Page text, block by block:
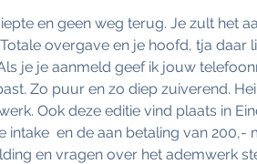
en geen weg terug. Je zult het
overgave en je hoofd, tja daar
je je aanmeld geef ik jouw
Zo puur en zo diep zuiverend.
Ook deze editie vind plaats in
en de aan betaling van 200,-
en vragen over het ademwerk